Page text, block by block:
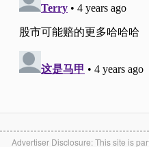
Advertiser Disclosure: This site is